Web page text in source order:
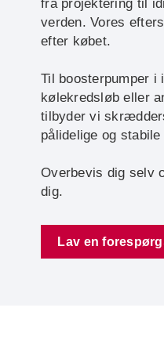
fra projektering til
verden. Vores
efter købet.
Til boosterpumper
kølekredsløb eller
tilbyder vi
pålidelige og
Overbevis dig selv
dig.
Lav en